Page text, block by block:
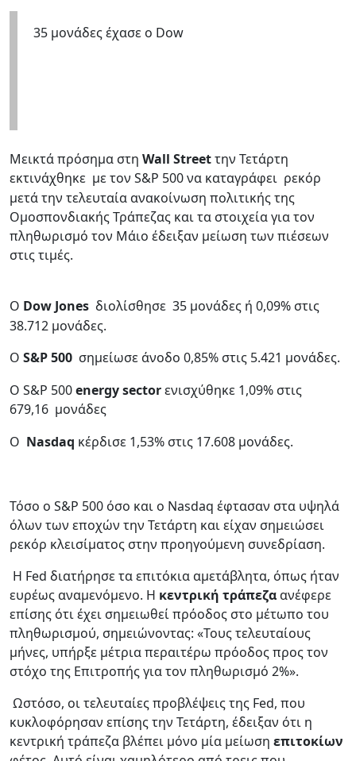
35 μονάδες έχασε ο Dow
Μεικτά πρόσημα στη Wall Streetτην Τετάρτη
εκτινάχθηκε με τον S&P 500 να καταγράφει ρεκόρ
μετά την τελευταία ανακοίνωση πολιτικής της
Ομοσπονδιακής Τράπεζας και τα στοιχεία για τον
πληθωρισμό τον Μάιο έδειξαν μείωση των πιέσεων
στις τιμές.
Ο Dow Jones διολίσθησε 35 μονάδες ή 0,09% στις
38.712 μονάδες.
Ο S&P 500 σημείωσε άνοδο 0,85% στις 5.421 μονάδες.
Ο S&P 500energy sectorενισχύθηκε 1,09% στις
679,16 μονάδες
Ο Nasdaq κέρδισε 1,53% στις 17.608 μονάδες.
Τόσο ο S&P 500 όσο και ο Nasdaq έφτασαν στα υψηλά
όλων των εποχών την Τετάρτη και είχαν σημειώσει
ρεκόρ κλεισίματος στην προηγούμενη συνεδρίαση.
Η Fed διατήρησε τα επιτόκια αμετάβλητα, όπως ήταν
ευρέως αναμενόμενο. Η κεντρική τράπεζαανέφερε
επίσης ότι έχει σημειωθεί πρόοδος στο μέτωπο του
πληθωρισμού, σημειώνοντας: «Τους τελευταίους
μήνες, υπήρξε μέτρια περαιτέρω πρόοδος προς τον
στόχο της Επιτροπής για τον πληθωρισμό 2%».
Ωστόσο, οι τελευταίες προβλέψεις της Fed, που
κυκλοφόρησαν επίσης την Τετάρτη, έδειξαν ότι η
κεντρική τράπεζα βλέπει μόνο μία μείωση επιτοκίων